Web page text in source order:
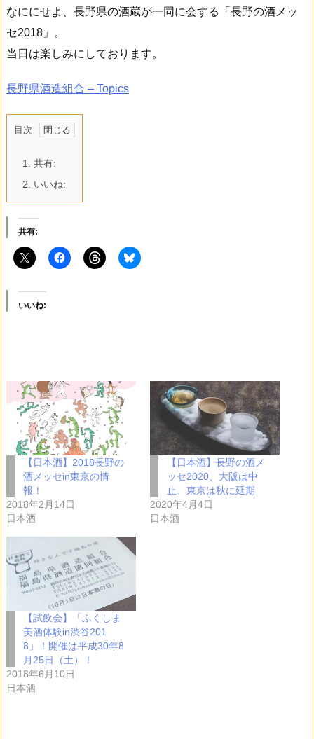
なににせよ、長野県の酒蔵が一同に会する「長野の酒メッ
セ2018」。
当日は楽しみにしております。
長野県酒造組合 – Topics
目次
1. 共有:
2. いいね:
共有:
いいね:
【日本酒】2018長野の
酒メッセin東京の情
報！
2018年2月14日
日本酒
【日本酒】長野の酒メ
ッセ2020、大阪は中
止、東京は秋に延期
2020年4月4日
日本酒
【試飲会】「ふくしま
美酒体験in渋谷201
8」！開催は平成30年8
月25日（土）！
2018年6月10日
日本酒